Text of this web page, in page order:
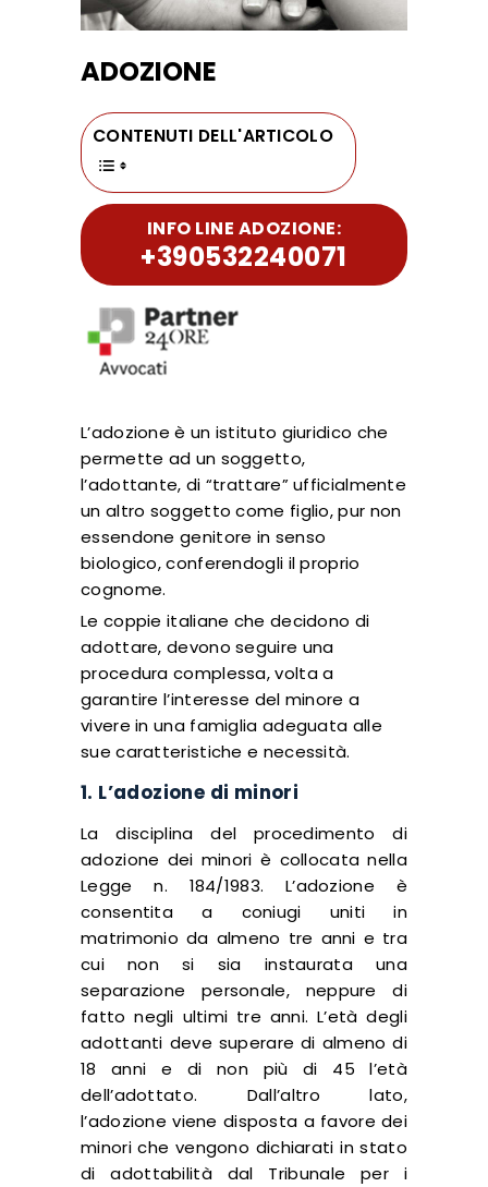
ADOZIONE
CONTENUTI DELL'ARTICOLO
INFO LINE ADOZIONE:
+390532240071
L’adozione è un istituto giuridico che
permette ad un soggetto,
l’adottante, di “trattare” ufficialmente
un altro soggetto come figlio, pur non
essendone genitore in senso
biologico, conferendogli il proprio
cognome.
Le coppie italiane che decidono di
adottare, devono seguire una
procedura complessa, volta a
garantire l’interesse del minore a
vivere in una famiglia adeguata alle
sue caratteristiche e necessità.
1. L’adozione di minori
La disciplina del procedimento di
adozione dei minori è collocata nella
Legge n. 184/1983. L’adozione è
consentita a coniugi uniti in
matrimonio da almeno tre anni e tra
cui non si sia instaurata una
separazione personale, neppure di
fatto negli ultimi tre anni. L’età degli
adottanti deve superare di almeno di
18 anni e di non più di 45 l’età
dell’adottato. Dall’altro lato,
l’adozione viene disposta a favore dei
minori che vengono dichiarati in stato
di adottabilità dal Tribunale per i